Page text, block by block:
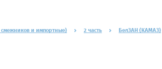
и импортные) 2 часть БелЗАН (КАМАЗ)